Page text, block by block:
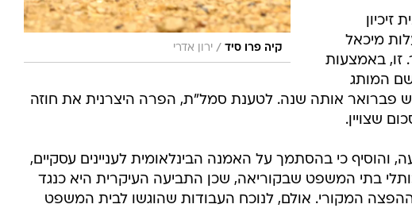
פוטו רצח
טוטאלוס
כתבו לנו
קיה פרו סיד / ירון אדרי
זיכיון
מיכאל
זו, באמצעות
המותג
פברואר אותה שנה. לטענת סמל"ת, הפרה היצרנית את חוזה
שצויין.
כי בהסתמך על האמנה הבינלאומית לעניינים עסקיים,
בתי המשפט שבקוריאה, שכן התביעה העיקרית היא כנגד
המקורי. אולם, לנוכח העבודות שהוגשו לבית המשפט